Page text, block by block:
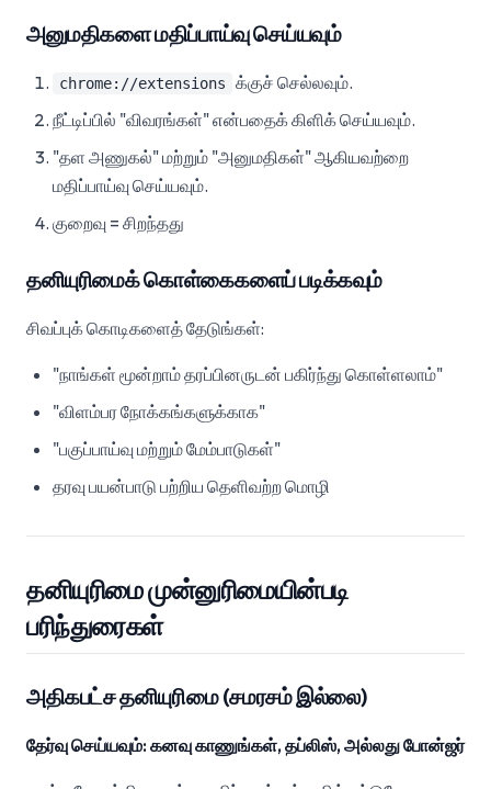
அனுமதிகளை மதிப்பாய்வு செய்யவும்
chrome://extensions
க்குச் செல்லவும்.
நீட்டிப்பில் "விவரங்கள்" என்பதைக் கிளிக் செய்யவும்.
"தள அணுகல்" மற்றும் "அனுமதிகள்" ஆகியவற்றை
மதிப்பாய்வு செய்யவும்.
குறைவு = சிறந்தது
தனியுரிமைக் கொள்கைகளைப் படிக்கவும்
சிவப்புக் கொடிகளைத் தேடுங்கள்:
"நாங்கள் மூன்றாம் தரப்பினருடன் பகிர்ந்து கொள்ளலாம்"
"விளம்பர நோக்கங்களுக்காக"
"பகுப்பாய்வு மற்றும் மேம்பாடுகள்"
தரவு பயன்பாடு பற்றிய தெளிவற்ற மொழி
தனியுரிமை முன்னுரிமையின்படி
பரிந்துரைகள்
அதிகபட்ச தனியுரிமை (சமரசம் இல்லை)
தேர்வு செய்யவும்: கனவு காணுங்கள், தப்லிஸ், அல்லது போன்ஜர்